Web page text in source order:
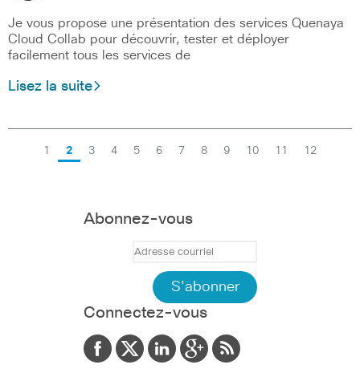
Je vous propose une présentation des services Quenaya
Cloud Collab pour découvrir, tester et déployer
facilement tous les services de
Lisez la suite
1 2 3 4 5 6 7 8 9 10 11 12
Abonnez-vous
Connectez-vous